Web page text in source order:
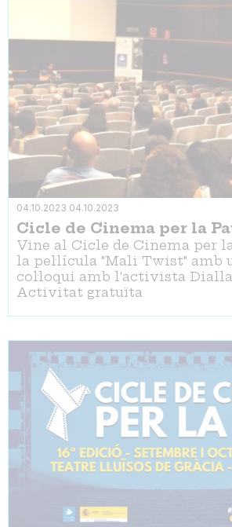
04.10.2023 04.10.2023
Cicle de Cinema per la
Vine al Cicle de Cinema per
la pel·lícula "Mali Twist" amb
col·loqui amb l'activista Dialla
Activitat gratuïta